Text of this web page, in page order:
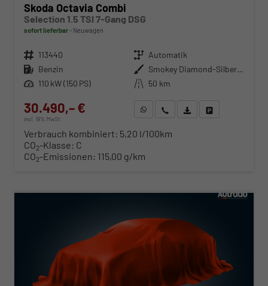
Skoda Octavia Combi
Selection 1.5 TSI 7-Gang DSG
sofort lieferbar Neuwagen
Fahrzeugnr. 113440 Getriebe Automatik
Kraftstoff Benzin Außenfarbe
Smokey Diamond-Silber Metallic
Leistung 110 kW (150 PS) Kilometerstand 50 km
30.490,– €
incl. 19% MwSt.
WhatsApp anfragen
Wir rufen Sie anFahrzeugexposé (PDF)
Verbrauch kombiniert: 5,20 l/100km
CO2-Klasse: C
CO2-Emissionen: 115,00 g/km